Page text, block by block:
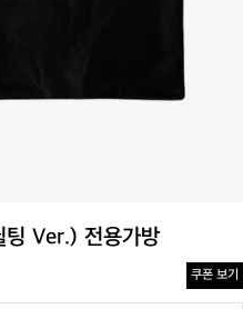
Ver.) 전용가방
쿠폰 보기